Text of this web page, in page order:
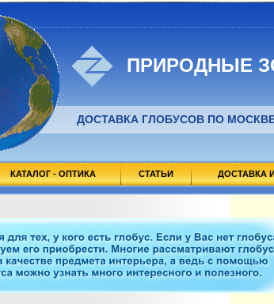
ПРИРОДНЫЕ
ДОСТАВКА ГЛОБУСОВ ПО
КАТАЛОГ - ОПТИКА СТАТЬИ ДОСТАВКА